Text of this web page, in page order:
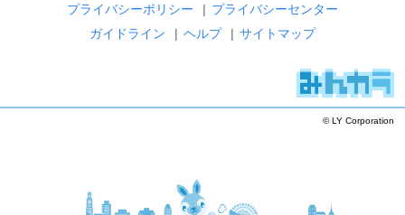
プライバシーポリシー
| プライバシーセンター
ガイドライン
| ヘルプ | サイトマップ
© LY Corporation